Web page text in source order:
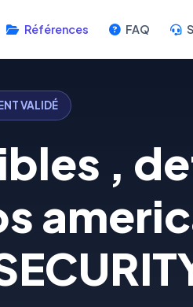
Références FAQ
VALIDÉ
,